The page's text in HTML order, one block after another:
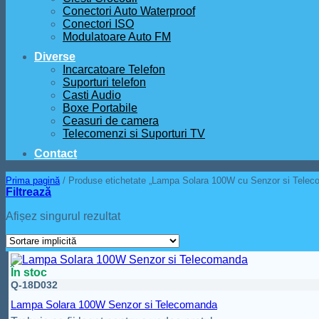
Conectori Auto Waterproof
Conectori ISO
Modulatoare Auto FM
Diverse
Incarcatoare Telefon
Suporturi telefon
Casti Audio
Boxe Portabile
Ceasuri de camera
Telecomenzi si Suporturi TV
Contact
Prima pagină / Produse etichetate „Lampa Solara 100W cu Senzor si
Filtrează
Afișez singurul rezultat
În stoc
Q-18D032
Lampa Solara 100W Senzor si Telecomanda